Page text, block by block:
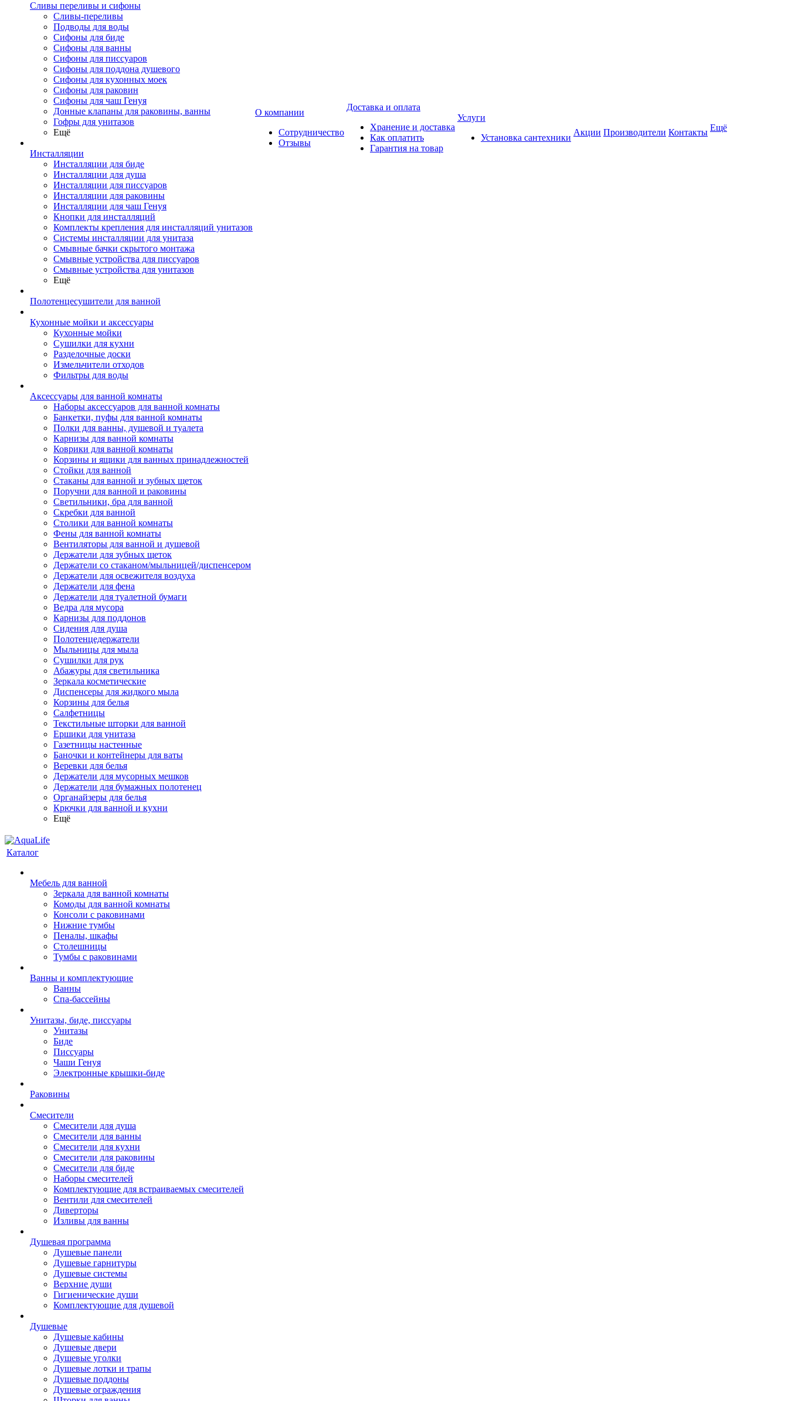
Сливы переливы и сифоны
Сливы-переливы
Подводы для воды
Сифоны для биде
Сифоны для ванны
Сифоны для писсуаров
Сифоны для поддона душевого
Сифоны для кухонных моек
Сифоны для раковин
Сифоны для чаш Генуя
Донные клапаны для раковины, ванны
Гофры для унитазов
Ещё
Инсталляции
Инсталляции для биде
Инсталляции для душа
Инсталляции для писсуаров
Инсталляции для раковины
Инсталляции для чаш Генуя
Кнопки для инсталляций
Комплекты крепления для инсталляций унитазов
Системы инсталляции для унитаза
Смывные бачки скрытого монтажа
Смывные устройства для писсуаров
Смывные устройства для унитазов
Ещё
Полотенцесушители для ванной
Кухонные мойки и аксессуары
Кухонные мойки
Сушилки для кухни
Разделочные доски
Измельчители отходов
Фильтры для воды
Аксессуары для ванной комнаты
Наборы аксессуаров для ванной комнаты
Банкетки, пуфы для ванной комнаты
Полки для ванны, душевой и туалета
Карнизы для ванной комнаты
Коврики для ванной комнаты
Корзины и ящики для ванных принадлежностей
Стойки для ванной
Стаканы для ванной и зубных щеток
Поручни для ванной и раковины
Светильники, бра для ванной
Скребки для ванной
Столики для ванной комнаты
Фены для ванной комнаты
Вентиляторы для ванной и душевой
Держатели для зубных щеток
Держатели со стаканом/мыльницей/диспенсером
Держатели для освежителя воздуха
Держатели для фена
Держатели для туалетной бумаги
Ведра для мусора
Карнизы для поддонов
Сидения для душа
Полотенцедержатели
Мыльницы для мыла
Сушилки для рук
Абажуры для светильника
Зеркала косметические
Диспенсеры для жидкого мыла
Корзины для белья
Салфетницы
Текстильные шторки для ванной
Ершики для унитаза
Газетницы настенные
Баночки и контейнеры для ваты
Веревки для белья
Держатели для мусорных мешков
Держатели для бумажных полотенец
Органайзеры для белья
Крючки для ванной и кухни
Ещё
О компании
Сотрудничество
Отзывы
Доставка и оплата
Хранение и доставка
Как оплатить
Гарантия на товар
Услуги
Установка сантехники
Акции Производители Контакты Ещё
Каталог
Мебель для ванной
Зеркала для ванной комнаты
Комоды для ванной комнаты
Консоли с раковинами
Нижние тумбы
Пеналы, шкафы
Столешницы
Тумбы с раковинами
Ванны и комплектующие
Ванны
Спа-бассейны
Унитазы, биде, писсуары
Унитазы
Биде
Писсуары
Чаши Генуя
Электронные крышки-биде
Раковины
Смесители
Смесители для душа
Смесители для ванны
Смесители для кухни
Смесители для раковины
Смесители для биде
Наборы смесителей
Комплектующие для встраиваемых смесителей
Вентили для смесителей
Диверторы
Изливы для ванны
Душевая программа
Душевые панели
Душевые гарнитуры
Душевые системы
Верхние души
Гигиенические души
Комплектующие для душевой
Душевые
Душевые кабины
Душевые двери
Душевые уголки
Душевые лотки и трапы
Душевые поддоны
Душевые ограждения